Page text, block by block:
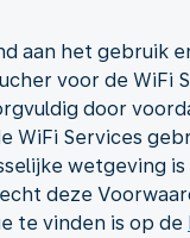
aan het gebruik
voor de WiFi
door
WiFi Services
wetgeving
deze
te vinden is op de